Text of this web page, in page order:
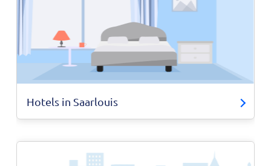
Hotels in Saarlouis